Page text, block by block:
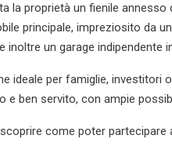
la proprietà un fienile
principale, impreziosito da
inoltre un garage indipendente
ideale per famiglie, investitori
e ben servito, con ampie
come poter